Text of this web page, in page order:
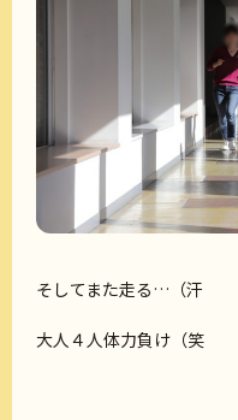
そしてまた走る…（汗
大人４人体力負け（笑